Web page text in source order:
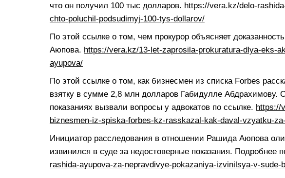
что он получил 100 тыс долларов. https://vera.kz/delo-
chto-poluchil-podsudimyj-100-tys-dollarov/
По этой ссылке о том, чем прокурор объясняет
Аюпова. https://vera.kz/13-let-zaprosila-prokuratura-dlya-eks-
ayupova/
По этой ссылке о том, как бизнесмен из списка Forbes
взятку в сумме 2,8 млн долларов Габидулле Абдрахимову.
показаниях вызвали вопросы у адвокатов по ссылке. https://
biznesmen-iz-spiska-forbes-kz-rasskazal-kak-daval-vzyatku-
Инициатор расследования в отношении Рашида Аюпова
извинился в суде за недостоверные показания. Подробнее
rashida-ayupova-za-nepravdivye-pokazaniya-izvinilsya-v-